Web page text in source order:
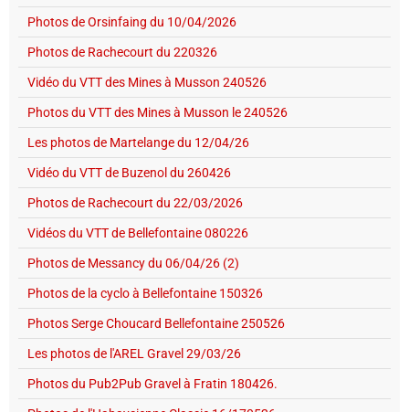
Photos de Orsinfaing du 10/04/2026
Photos de Rachecourt du 220326
Vidéo du VTT des Mines à Musson 240526
Photos du VTT des Mines à Musson le 240526
Les photos de Martelange du 12/04/26
Vidéo du VTT de Buzenol du 260426
Photos de Rachecourt du 22/03/2026
Vidéos du VTT de Bellefontaine 080226
Photos de Messancy du 06/04/26 (2)
Photos de la cyclo à Bellefontaine 150326
Photos Serge Choucard Bellefontaine 250526
Les photos de l'AREL Gravel 29/03/26
Photos du Pub2Pub Gravel à Fratin 180426.